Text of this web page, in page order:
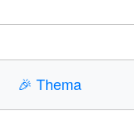
🎉 Thema